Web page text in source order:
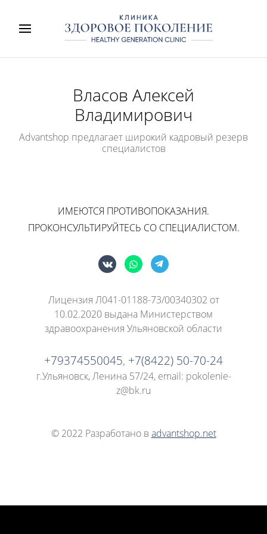
Власов Алексей
Владимирович
Advantshop предлагает широкий кадровый резерв
специалистов
ИМЕЮТСЯ ПРОТИВОПОКАЗАНИЯ.
ПРОКОНСУЛЬТИРУЙТЕСЬ СО СПЕЦИАЛИСТОМ.
Лицензия Л041-01188-73/00340302 от
10.02.2020 выдана Министерством
здравоохранения Ульяновской области
+79374550045, +7(8422) 50-70-24
г.Ульяновск, Ленина 57/24, email: pokolenie-
z@bk.ru
© 2022 Разработано в advantshop.net